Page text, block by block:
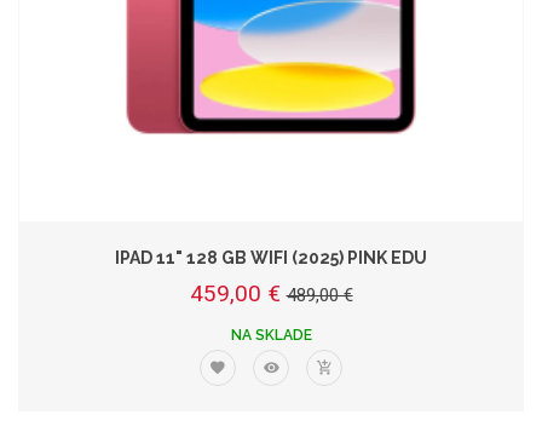
IPAD 11" 128 GB WIFI (2025) PINK EDU
459,00 € 489,00 €
NA SKLADE